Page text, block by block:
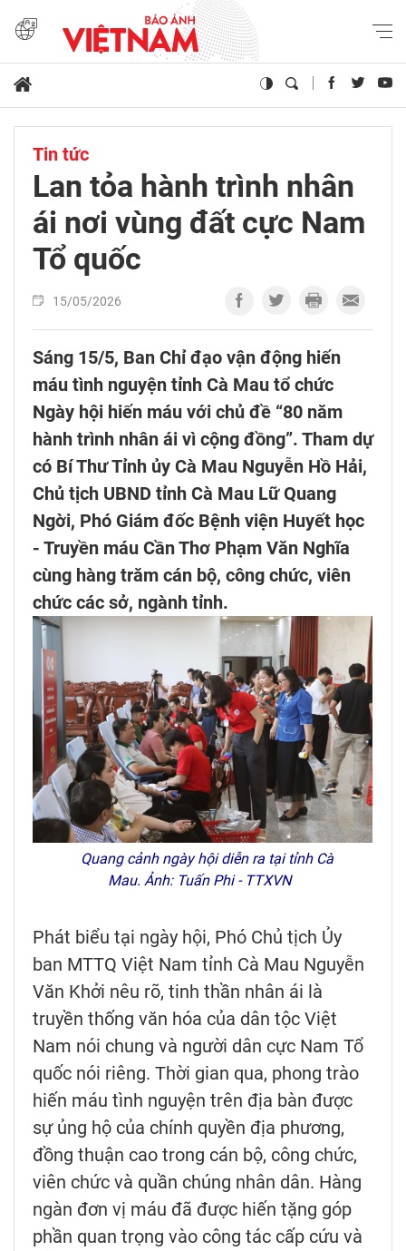
Tin tức
Lan tỏa hành trình nhân
ái nơi vùng đất cực Nam
Tổ quốc
15/05/2026
Sáng 15/5, Ban Chỉ đạo vận động hiến
máu tình nguyện tỉnh Cà Mau tổ chức
Ngày hội hiến máu với chủ đề “80 năm
hành trình nhân ái vì cộng đồng”. Tham dự
có Bí Thư Tỉnh ủy Cà Mau Nguyễn Hồ Hải,
Chủ tịch UBND tỉnh Cà Mau Lữ Quang
Ngời, Phó Giám đốc Bệnh viện Huyết học
- Truyền máu Cần Thơ Phạm Văn Nghĩa
cùng hàng trăm cán bộ, công chức, viên
chức các sở, ngành tỉnh.
Quang cảnh ngày hội diễn ra tại tỉnh Cà
Mau. Ảnh: Tuấn Phi - TTXVN
Phát biểu tại ngày hội, Phó Chủ tịch Ủy
ban MTTQ Việt Nam tỉnh Cà Mau Nguyễn
Văn Khởi nêu rõ, tinh thần nhân ái là
truyền thống văn hóa của dân tộc Việt
Nam nói chung và người dân cực Nam Tổ
quốc nói riêng. Thời gian qua, phong trào
hiến máu tình nguyện trên địa bàn được
sự ủng hộ của chính quyền địa phương,
đồng thuận cao trong cán bộ, công chức,
viên chức và quần chúng nhân dân. Hàng
ngàn đơn vị máu đã được hiến tặng góp
phần quan trọng vào công tác cấp cứu và